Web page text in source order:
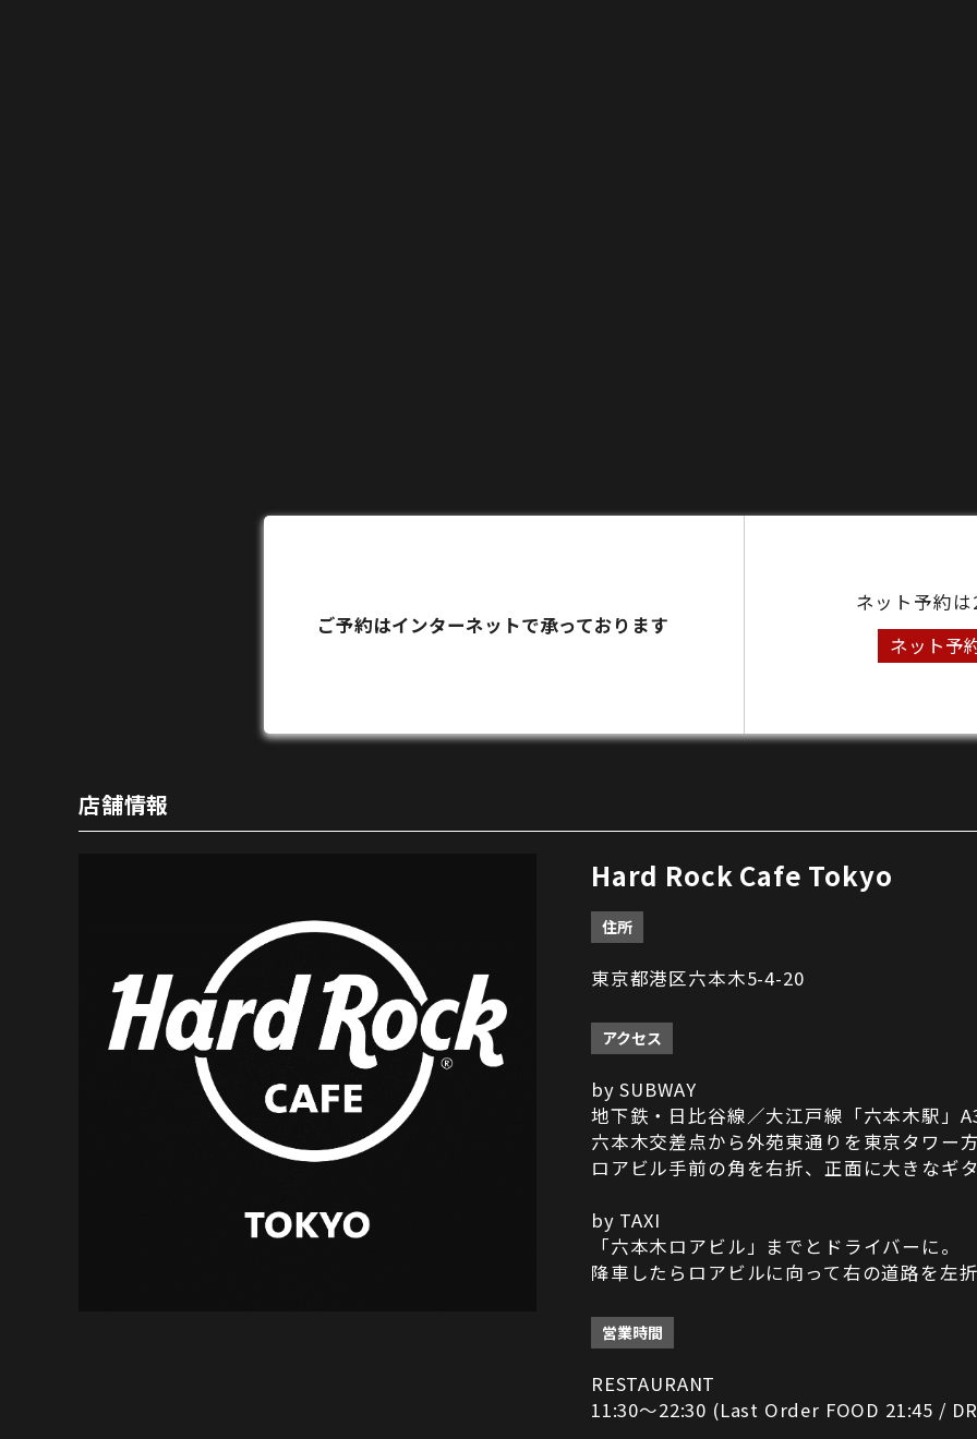
ご予約はインターネットで承っております
ネット予約
ネット予
店舗情報
Hard Rock Cafe Tokyo
住所
東京都港区六本木5-4-20
アクセス
by SUBWAY
地下鉄・日比谷線／大江戸線「六本木駅」
六本木交差点から外苑東通りを東京タワー
ロアビル手前の角を右折、正面に大きなギ
by TAXI
「六本木ロアビル」までとドライバーに。
降車したらロアビルに向って右の道路を左
営業時間
RESTAURANT
11:30～22:30 (Last Order FOOD 21:45 /